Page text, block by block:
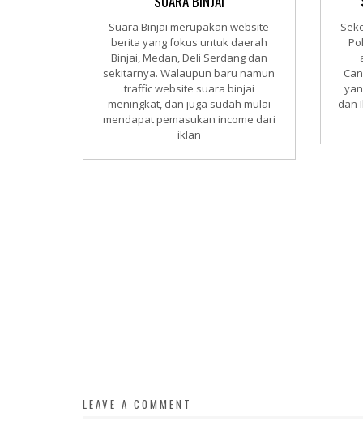
Suara Binjai merupakan website
berita yang fokus untuk daerah
Binjai, Medan, Deli Serdang dan
sekitarnya. Walaupun baru namun
traffic website suara binjai
meningkat, dan juga sudah mulai
mendapat pemasukan income dari
iklan
dan
LEAVE A COMMENT